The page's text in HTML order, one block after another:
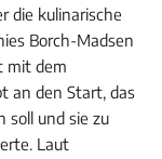
die kulinarische
Borch-Madsen
mit dem
an den Start, das
soll und sie zu
Laut